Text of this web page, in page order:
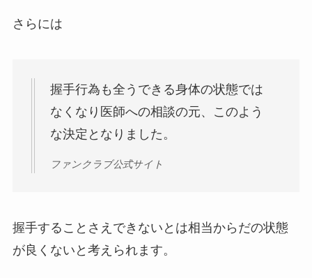
さらには
握手行為も全うできる身体の状態では
なくなり医師への相談の元、このよう
な決定となりました。
ファンクラブ公式サイト
握手することさえできないとは相当からだの状態
が良くないと考えられます。